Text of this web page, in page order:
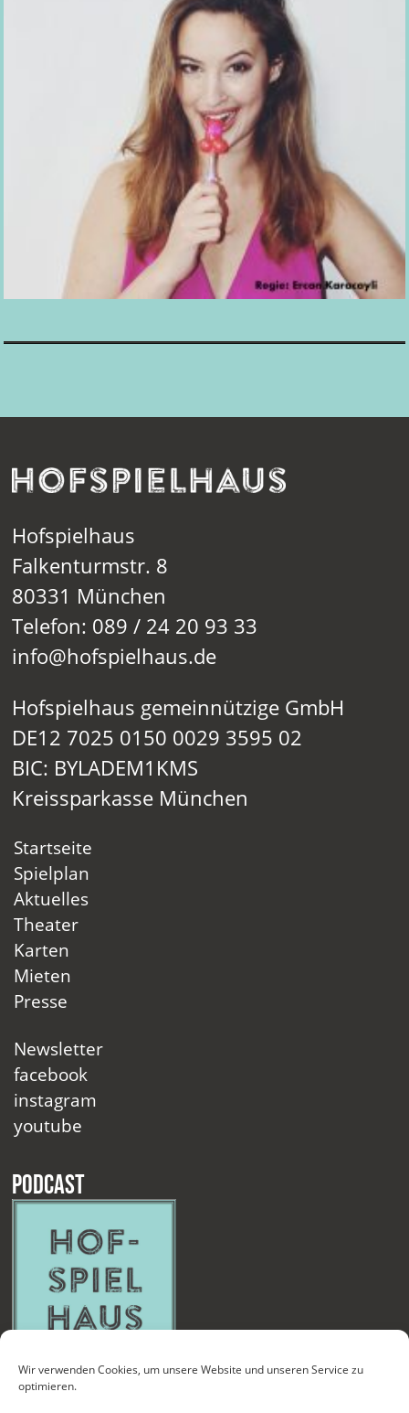
Wir verwenden Cookies, um unsere Website und unseren Service zu
optimieren.
Hofspielhaus
Falkenturmstr. 8
80331 München
Telefon: 089 / 24 20 93 33
info@hofspielhaus.de
Hofspielhaus gemeinnützige GmbH
DE12 7025 0150 0029 3595 02
BIC: BYLADEM1KMS
Kreissparkasse München
Startseite
Spielplan
Aktuelles
Theater
Karten
Mieten
Presse
Newsletter
facebook
instagram
youtube
Podcast